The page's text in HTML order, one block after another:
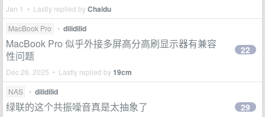
Jan 1 • Lastly replied byChaidu
MacBook Pro • dilidilid
MacBook Pro 似乎外接多屏高分高刷显示器有兼容
性问题
Dec 26, 2025 • Lastly replied by19cm
22
NAS • dilidilid
绿联的这个共振噪音真是太抽象了 29